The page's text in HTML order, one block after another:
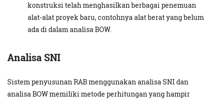
konstruksi telah menghasilkan berbagai penemuan
alat-alat proyek baru, contohnya alat berat yang belum
ada di dalam analisa BOW.
Analisa SNI
Sistem penyusunan RAB menggunakan analisa SNI dan
analisa BOW memiliki metode perhitungan yang hampir